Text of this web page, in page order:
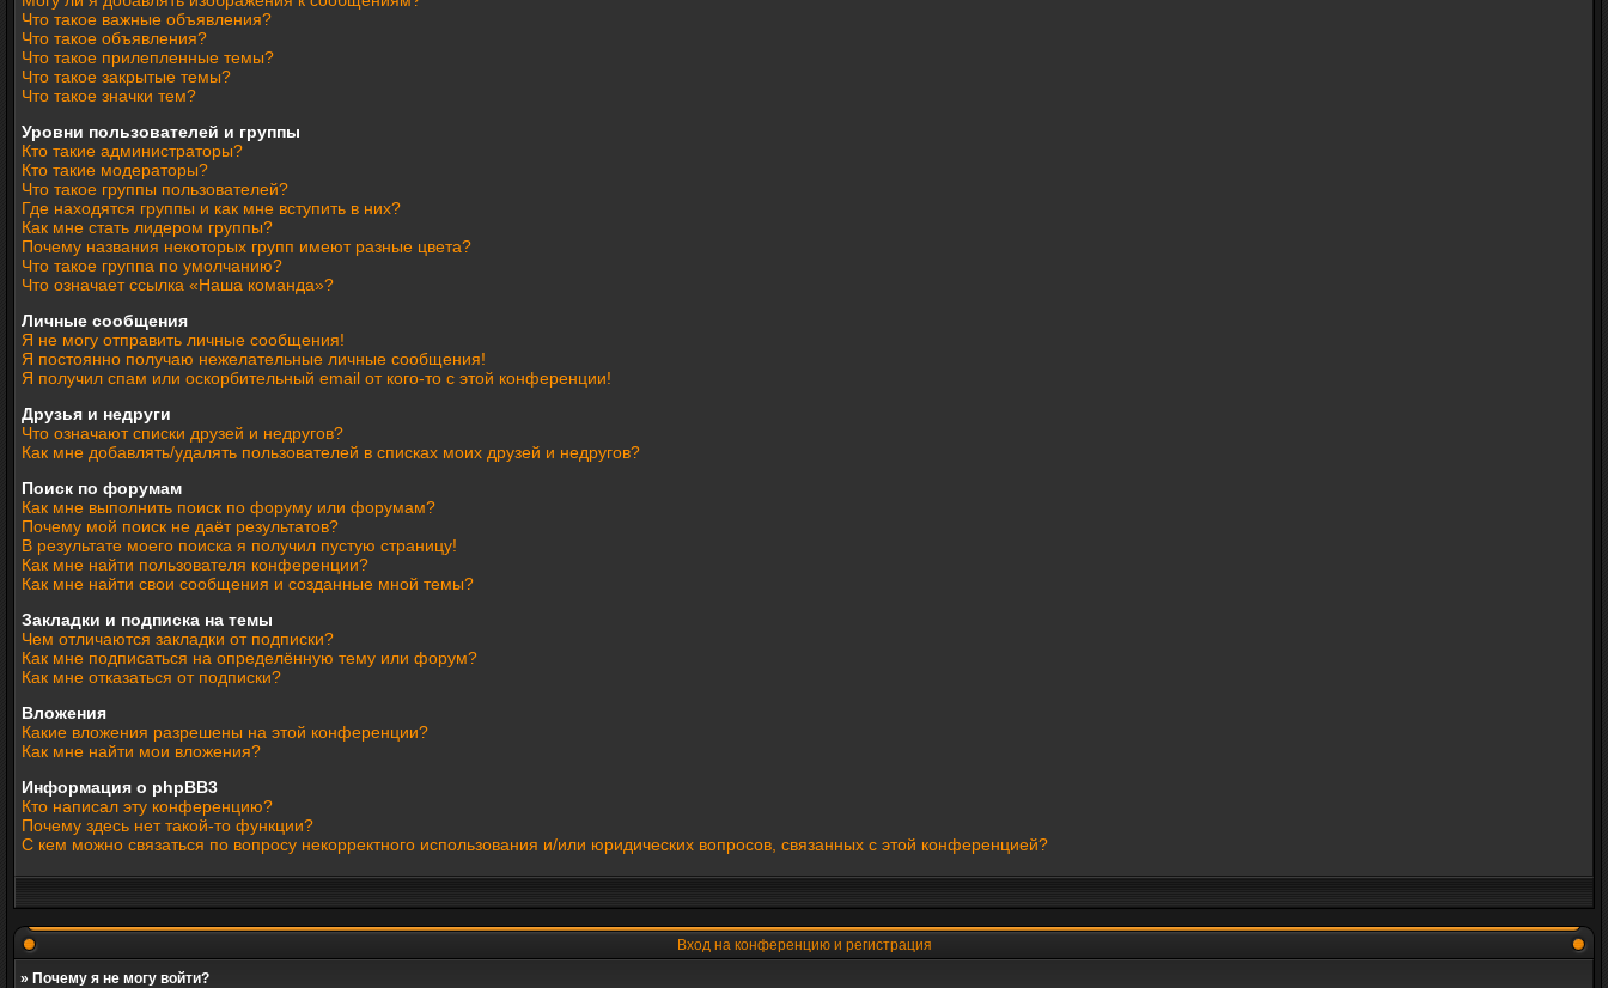
Что такое важные объявления?
Что такое объявления?
Что такое прилепленные темы?
Что такое закрытые темы?
Что такое значки тем?
Уровни пользователей и группы
Кто такие администраторы?
Кто такие модераторы?
Что такое группы пользователей?
Где находятся группы и как мне вступить в них?
Как мне стать лидером группы?
Почему названия некоторых групп имеют разные цвета?
Что такое группа по умолчанию?
Что означает ссылка «Наша команда»?
Личные сообщения
Я не могу отправить личные сообщения!
Я постоянно получаю нежелательные личные сообщения!
Я получил спам или оскорбительный email от кого-то с этой конференции!
Друзья и недруги
Что означают списки друзей и недругов?
Как мне добавлять/удалять пользователей в списках моих друзей и недругов?
Поиск по форумам
Как мне выполнить поиск по форуму или форумам?
Почему мой поиск не даёт результатов?
В результате моего поиска я получил пустую страницу!
Как мне найти пользователя конференции?
Как мне найти свои сообщения и созданные мной темы?
Закладки и подписка на темы
Чем отличаются закладки от подписки?
Как мне подписаться на определённую тему или форум?
Как мне отказаться от подписки?
Вложения
Какие вложения разрешены на этой конференции?
Как мне найти мои вложения?
Информация о phpBB3
Кто написал эту конференцию?
Почему здесь нет такой-то функции?
С кем можно связаться по вопросу некорректного использования и/или юридических вопросов, связанных с этой конференцией?
Вход на конференцию и регистрация
» Почему я не могу войти?